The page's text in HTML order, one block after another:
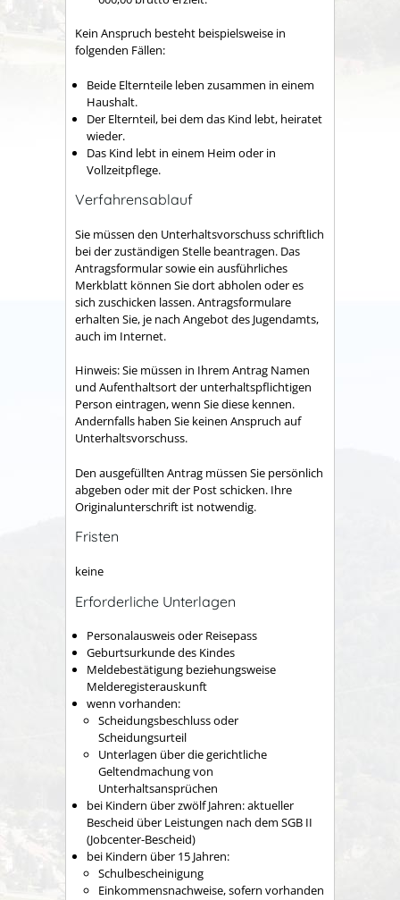
Kein Anspruch besteht beispielsweise in
folgenden Fällen:
Beide Elternteile leben zusammen in einem
Haushalt.
Der Elternteil, bei dem das Kind lebt, heiratet
wieder.
Das Kind lebt in einem Heim oder in
Vollzeitpflege.
Verfahrensablauf
Sie müssen den Unterhaltsvorschuss schriftlich
bei der zuständigen Stelle beantragen. Das
Antragsformular sowie ein ausführliches
Merkblatt können Sie dort abholen oder es
sich zuschicken lassen. Antragsformulare
erhalten Sie, je nach Angebot des Jugendamts,
auch im Internet.
Hinweis:Sie müssen in Ihrem Antrag Namen
und Aufenthaltsort der unterhaltspflichtigen
Person eintragen, wenn Sie diese kennen.
Andernfalls haben Sie keinen Anspruch auf
Unterhaltsvorschuss.
Den ausgefüllten Antrag müssen Sie persönlich
abgeben oder mit der Post schicken. Ihre
Originalunterschrift ist notwendig.
Fristen
keine
Erforderliche Unterlagen
Personalausweis oder Reisepass
Geburtsurkunde des Kindes
Meldebestätigung beziehungsweise
Melderegisterauskunft
wenn vorhanden:
Scheidungsbeschluss oder
Scheidungsurteil
Unterlagen über die gerichtliche
Geltendmachung von
Unterhaltsansprüchen
bei Kindern über zwölf Jahren: aktueller
Bescheid über Leistungen nach dem SGB II
(Jobcenter-Bescheid)
bei Kindern über 15 Jahren:
Schulbescheinigung
Einkommensnachweise, sofern vorhanden